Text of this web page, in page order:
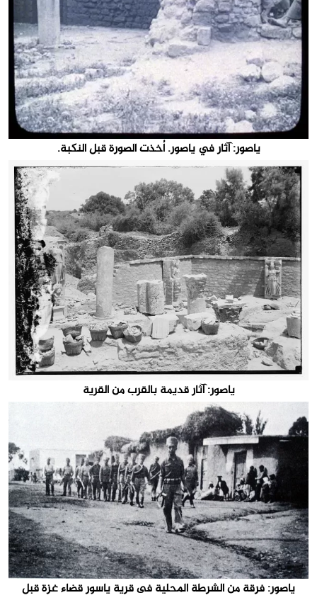
ياصور: آثار في ياصور. اُخذت الصورة قبل النكبة.
ياصور: آثار قديمة بالقرب من القرية
ياصور: فرقة من الشرطة المحلية فى قرية ياسور قضاء غزة قبل